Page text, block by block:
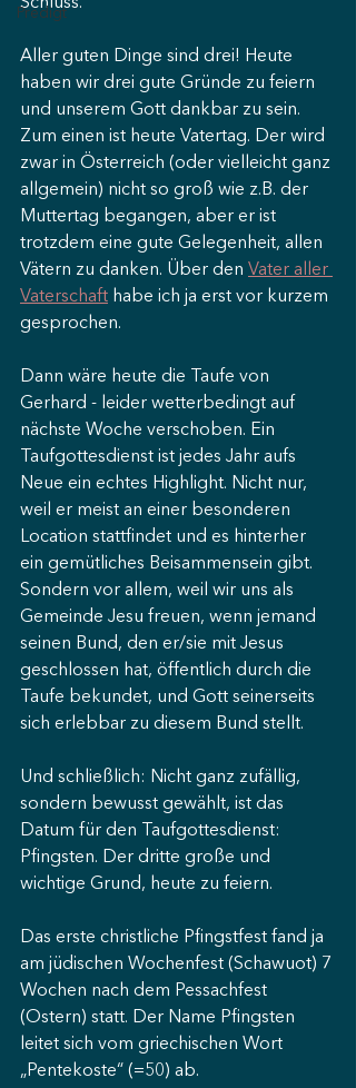
Predigt
Aller guten Dinge sind drei! Heute
haben wir drei gute Gründe zu feiern
und unserem Gott dankbar zu sein.
Zum einen ist heute Vatertag. Der wird
zwar in Österreich (oder vielleicht ganz
allgemein) nicht so groß wie z.B. der
Muttertag begangen, aber er ist
trotzdem eine gute Gelegenheit, allen
Vätern zu danken. Über den Vater aller
Vaterschaft habe ich ja erst vor kurzem
gesprochen.
Dann wäre heute die Taufe von
Gerhard - leider wetterbedingt auf
nächste Woche verschoben. Ein
Taufgottesdienst ist jedes Jahr aufs
Neue ein echtes Highlight. Nicht nur,
weil er meist an einer besonderen
Location stattfindet und es hinterher
ein gemütliches Beisammensein gibt.
Sondern vor allem, weil wir uns als
Gemeinde Jesu freuen, wenn jemand
seinen Bund, den er/sie mit Jesus
geschlossen hat, öffentlich durch die
Taufe bekundet, und Gott seinerseits
sich erlebbar zu diesem Bund stellt.
Und schließlich: Nicht ganz zufällig,
sondern bewusst gewählt, ist das
Datum für den Taufgottesdienst:
Pfingsten. Der dritte große und
wichtige Grund, heute zu feiern.
Das erste christliche Pfingstfest fand ja
am jüdischen Wochenfest (Schawuot) 7
Wochen nach dem Pessachfest
(Ostern) statt. Der Name Pfingsten
leitet sich vom griechischen Wort
„Pentekoste“ (=50) ab.